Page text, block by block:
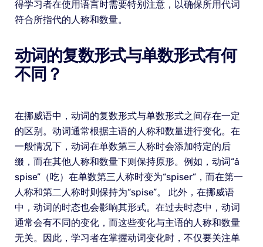
得学习者在使用语言时需要特别注意，以确保所用代词
符合所指代的人称和数量。
动词的复数形式与单数形式有何
不同？
在挪威语中，动词的复数形式与单数形式之间存在一定
的区别。动词通常根据主语的人称和数量进行变化。在
一般情况下，动词在单数第三人称时会添加特定的后
缀，而在其他人称和数量下则保持原形。例如，动词“å
spise”（吃）在单数第三人称时变为“spiser”，而在第一
人称和第二人称时则保持为“spise”。 此外，在挪威语
中，动词的时态也会影响其形式。在过去时态中，动词
通常会有不同的变化，而这些变化与主语的人称和数量
无关。因此，学习者在掌握动词变化时，不仅要关注单